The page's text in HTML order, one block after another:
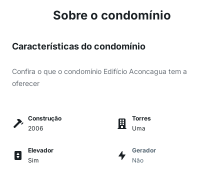
Sobre o condomínio
Características do condomínio
Confira o que o condomínio Edifício Aconcagua tem a
oferecer
Construção
2006
Torres
Uma
Elevador
Sim
Gerador
Não